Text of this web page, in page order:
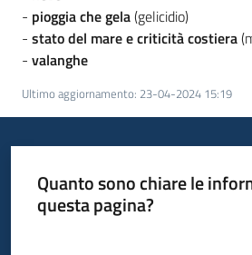
- pioggia che gela(gelicidio)
- stato del mare e criticità costiera
- valanghe
Ultimo aggiornamento: 23-04-2024 15:19
Quanto sono chiare le
questa pagina?